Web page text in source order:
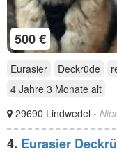
500 €
Eurasier Deckrüde
4 Jahre 3 Monate alt
29690 Lindwedel -
4. Eurasier